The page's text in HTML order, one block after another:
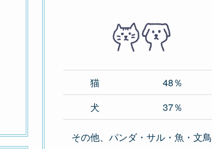
猫
48％
犬
37％
その他、パンダ・サル・魚・文鳥